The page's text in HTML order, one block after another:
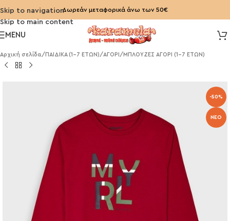
Skip to navigation
Skip to main content
Δωρεάν μεταφορικά άνω των 50€
MENU
Αρχική σελίδα/ ΠΑΙΔΙΚΑ (1-7 ΕΤΩΝ)/ΑΓΟΡΙ /ΜΠΛΟΥΖΕΣ ΑΓΟΡΙ (1-7 ΕΤΩΝ)
-50%
NEO